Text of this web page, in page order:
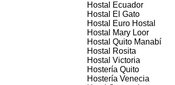
Hostal Ecuador
Hostal El Gato
Hostal Euro Hostal
Hostal Mary Loor
Hostal Quito Manabí
Hostal Rosita
Hostal Victoria
Hostería Quito
Hostería Venecia